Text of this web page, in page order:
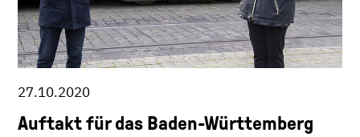
27.10.2020
Auftakt für das Baden-Württemberg